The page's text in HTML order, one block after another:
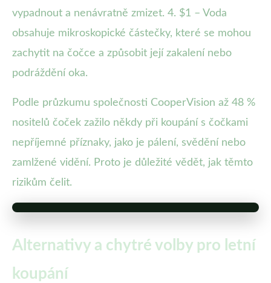
vypadnout a nenávratně zmizet. 4. $1 – Voda
obsahuje mikroskopické částečky, které se mohou
zachytit na čočce a způsobit její zakalení nebo
podráždění oka.
Podle průzkumu společnosti CooperVision až 48 %
nositelů čoček zažilo někdy při koupání s čočkami
nepříjemné příznaky, jako je pálení, svědění nebo
zamlžené vidění. Proto je důležité vědět, jak těmto
rizikům čelit.
Alternativy a chytré volby pro letní
koupání